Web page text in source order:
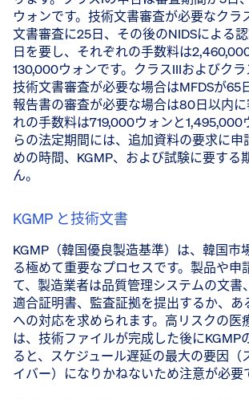
ウォンです。技術文書審査が必要なクラ
文書審査に25日、その後のNIDSによる
日を要し、それぞれの手数料は
130,000ウォンです。クラスIIIおよびクラ
技術文書審査が必要な場合はMFDSが65
報告書の審査が必要な場合は80日以内
れの手数料は719,000ウォンと1,495,000
らの法定期間には、追加資料の要求に申
めの時間、KGMP、および試験に要する
ん。
KGMP と技術文書
KGMP（韓国優良製造基準）は、韓国市
る極めて重要なプロセスです。製品や申
て、製造業者は品質管理システムの文書
適合証明書、監査証拠を提出するか、あ
への対応を求められます。高リスクの医
は、技術ファイルが完成した後にKGMP
ると、スケジュール遅延の最大の要因（
イバー）になりかねないため注意が必要